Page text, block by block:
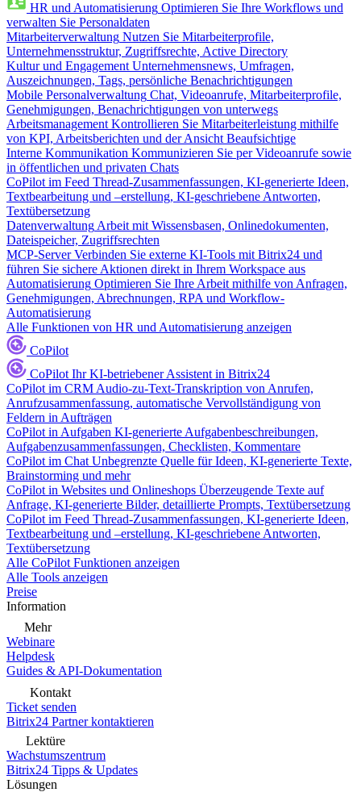
HR und Automatisierung Optimieren Sie Ihre Workflows und
verwalten Sie Personaldaten
Mitarbeiterverwaltung Nutzen Sie Mitarbeiterprofile,
Unternehmensstruktur, Zugriffsrechte, Active Directory
Kultur und Engagement Unternehmensnews, Umfragen,
Auszeichnungen, Tags, persönliche Benachrichtigungen
Mobile Personalverwaltung Chat, Videoanrufe, Mitarbeiterprofile,
Genehmigungen, Benachrichtigungen von unterwegs
Arbeitsmanagement Kontrollieren Sie Mitarbeiterleistung mithilfe
von KPI, Arbeitsberichten und der Ansicht Beaufsichtige
Interne Kommunikation Kommunizieren Sie per Videoanrufe sowie
in öffentlichen und privaten Chats
CoPilot im Feed Thread-Zusammenfassungen, KI-generierte Ideen,
Textbearbeitung und –erstellung, KI-geschriebene Antworten,
Textübersetzung
Datenverwaltung Arbeit mit Wissensbasen, Onlinedokumenten,
Dateispeicher, Zugriffsrechten
MCP-Server Verbinden Sie externe KI-Tools mit Bitrix24 und
führen Sie sichere Aktionen direkt in Ihrem Workspace aus
Automatisierung Optimieren Sie Ihre Arbeit mithilfe von Anfragen,
Genehmigungen, Abrechnungen, RPA und Workflow-
Automatisierung
Alle Funktionen von HR und Automatisierung anzeigen
CoPilot
CoPilot Ihr KI-betriebener Assistent in Bitrix24
CoPilot im CRM Audio-zu-Text-Transkription von Anrufen,
Anrufzusammenfassung, automatische Vervollständigung von
Feldern in Aufträgen
CoPilot in Aufgaben KI-generierte Aufgabenbeschreibungen,
Aufgabenzusammenfassungen, Checklisten, Kommentare
CoPilot im Chat Unbegrenzte Quelle für Ideen, KI-generierte Texte,
Brainstorming und mehr
CoPilot in Websites und Onlineshops Überzeugende Texte auf
Anfrage, KI-generierte Bilder, detaillierte Prompts, Textübersetzung
CoPilot im Feed Thread-Zusammenfassungen, KI-generierte Ideen,
Textbearbeitung und –erstellung, KI-geschriebene Antworten,
Textübersetzung
Alle CoPilot Funktionen anzeigen
Alle Tools anzeigen
Preise
Information
Mehr
Webinare
Helpdesk
Guides & API-Dokumentation
Kontakt
Ticket senden
Bitrix24 Partner kontaktieren
Lektüre
Wachstumszentrum
Bitrix24 Tipps & Updates
Lösungen